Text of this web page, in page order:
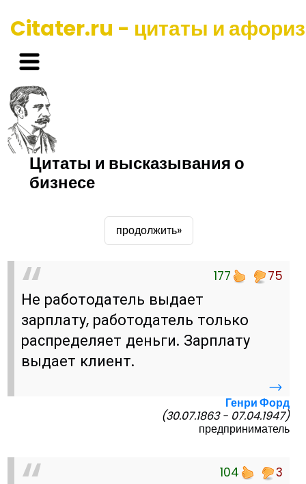
Citater.ru - цитаты и
Цитаты и высказывания о
бизнесе
продолжить»
177 75
Не работодатель выдает
зарплату, работодатель только
распределяет деньги. Зарплату
выдает клиент.
→
Генри Форд
(30.07.1863 - 07.04.1947)
предприниматель
104 3